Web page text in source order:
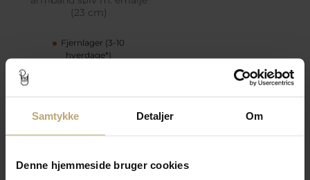
Samtykke Detaljer Om
Denne hjemmeside bruger cookies
(23 cm)
Fjernlager (3-10
hverdage*)